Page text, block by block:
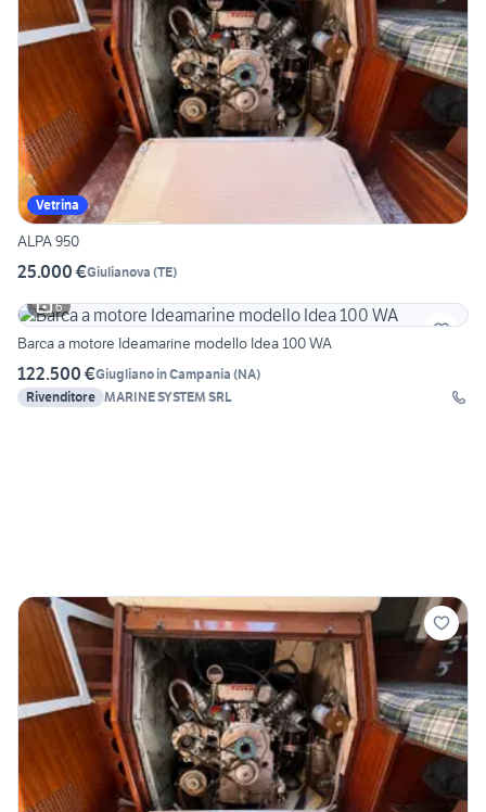
Vetrina
ALPA 950
25.000 €Giulianova (TE)
6
Barca a motore Ideamarine modello Idea 100 WA
122.500 €Giugliano in Campania (NA)
Rivenditore MARINE SYSTEM SRL